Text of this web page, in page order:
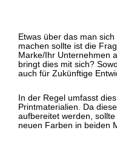
Etwas über das man
machen sollte ist die
Marke/Ihr Unternehmen
bringt dies mit sich?
auch für Zukünftige
In der Regel umfasst
Printmaterialien. Da
aufbereitet werden,
neuen Farben in beiden